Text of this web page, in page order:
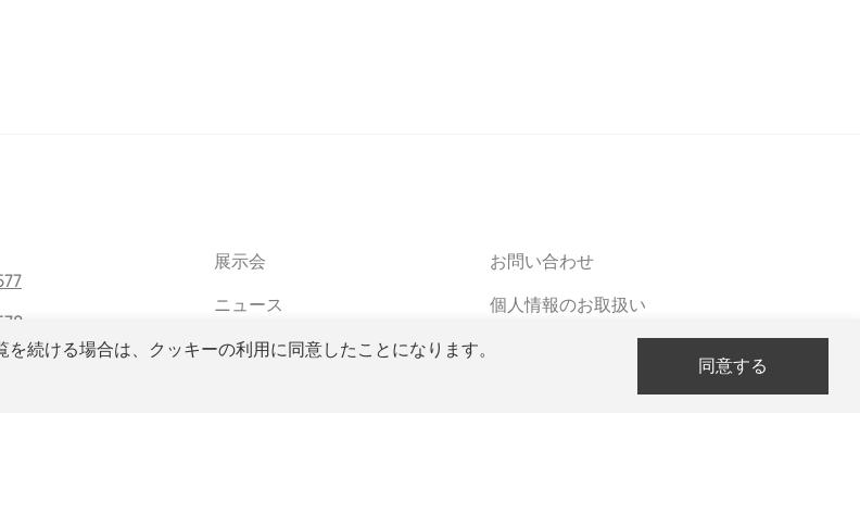
続ける場合は、クッキーの利用に同意したことになります。
同意する
展示会
ニュース
メールマガジン
お問い合わせ
個人情報のお取扱い